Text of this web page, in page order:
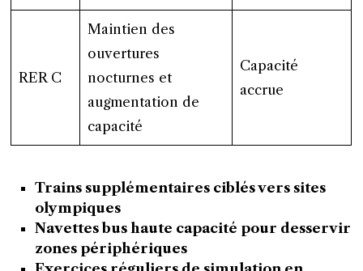
RER C
Maintien des
ouvertures
nocturnes et
augmentation de
capacité
Capacité
accrue
Trains supplémentaires ciblés vers sites
olympiques
Navettes bus haute capacité pour desservir
zones périphériques